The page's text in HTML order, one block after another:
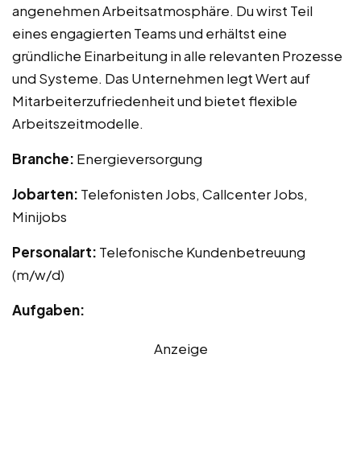
angenehmen Arbeitsatmosphäre. Du wirst Teil
eines engagierten Teams und erhältst eine
gründliche Einarbeitung in alle relevanten Prozesse
und Systeme. Das Unternehmen legt Wert auf
Mitarbeiterzufriedenheit und bietet flexible
Arbeitszeitmodelle.
Branche: Energieversorgung
Jobarten: Telefonisten Jobs, Callcenter Jobs,
Minijobs
Personalart: Telefonische Kundenbetreuung
(m/w/d)
Aufgaben:
Anzeige